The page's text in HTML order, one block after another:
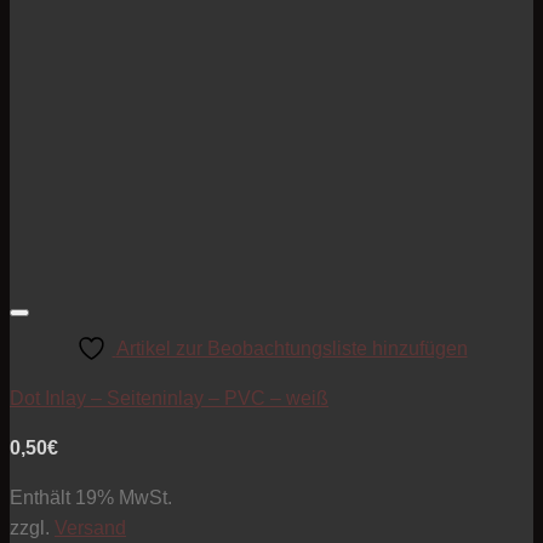
Artikel zur Beobachtungsliste hinzufügen
Dot Inlay – Seiteninlay – PVC – weiß
0,50€
Enthält 19% MwSt.
zzgl. Versand